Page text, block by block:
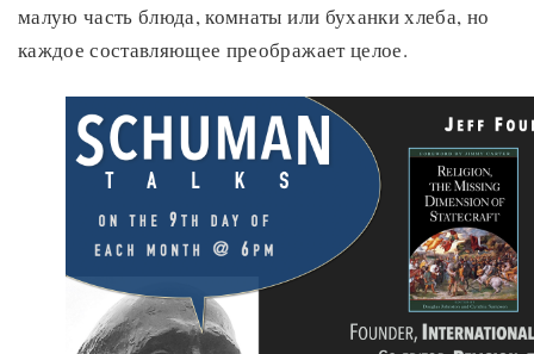
малую часть блюда, комнаты или буханки хлеба, но
каждое составляющее преображает целое.